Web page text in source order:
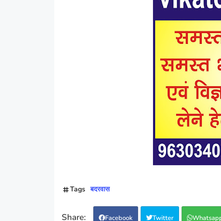
Tags बदरवास
Facebook Twitter